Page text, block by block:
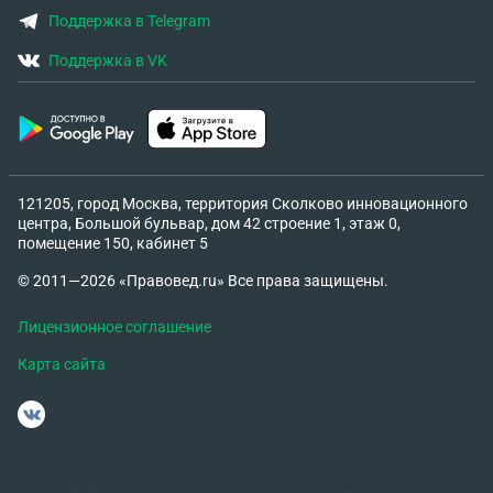
Поддержка в Telegram
Поддержка в VK
121205, город Москва, территория Сколково инновационного
центра, Большой бульвар, дом 42 строение 1, этаж 0,
помещение 150, кабинет 5
© 2011—2026 «Правовед.ru» Все права защищены.
Лицензионное соглашение
Карта сайта